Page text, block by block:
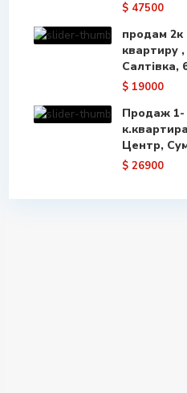
$ 47500
продам 2к
квартиру ,
Салтівка,
$ 19000
Продаж 1-
Центр,
$ 26900